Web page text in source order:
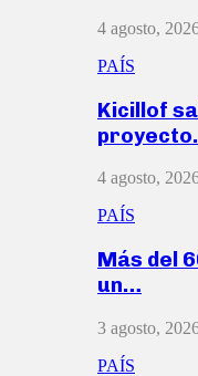
4 agosto,
PAÍS
Kicillof
4 agosto,
PAÍS
Más del
un…
3 agosto,
PAÍS